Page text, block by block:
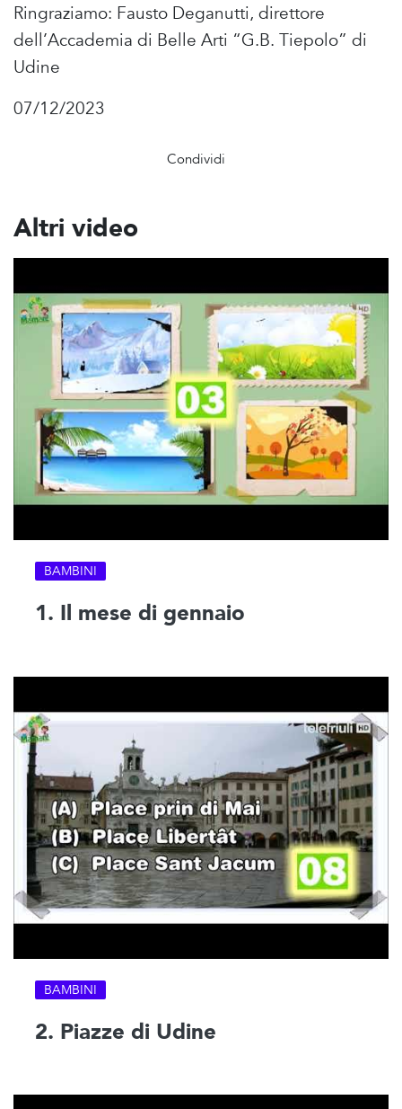
Ringraziamo: Fausto Deganutti, direttore
dell’Accademia di Belle Arti “G.B. Tiepolo” di
Udine
07/12/2023
Condividi
Altri video
BAMBINI
1. Il mese di gennaio
BAMBINI
2. Piazze di Udine